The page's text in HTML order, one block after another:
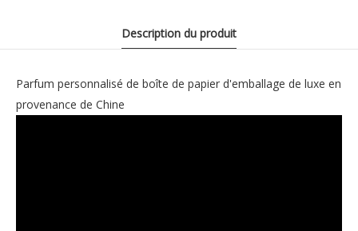
Description du produit
Parfum personnalisé de boîte de papier d'emballage de luxe en
provenance de Chine